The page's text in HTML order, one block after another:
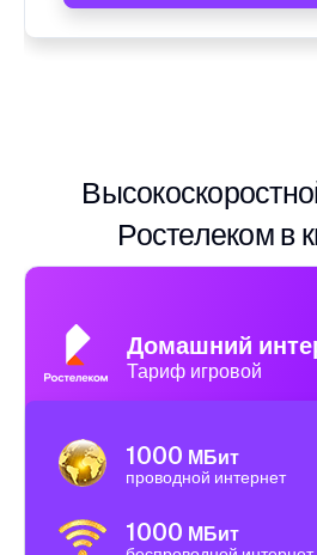
Ростелеком в
Домашний
Тариф игровой
1000 МБит
проводной интернет
1000 МБит